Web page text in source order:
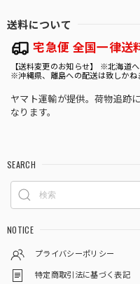
2026/08/02
2026/08/02
送料について
宅急便 全国一律送
【送料変更のお知らせ】 ※北海道
※沖縄県、離島への配送は致しかね
ヤマト運輸が提供。荷物追跡
なります。
SEARCH
NOTICE
プライバシーポリシー
特定商取引法に基づく表記